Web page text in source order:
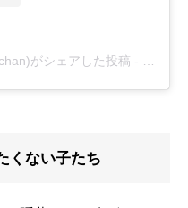
がシェアした投稿 -
くない子たち